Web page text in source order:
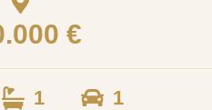
€
1 1